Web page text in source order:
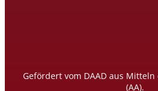
Gefördert vom DAAD aus
(AA).